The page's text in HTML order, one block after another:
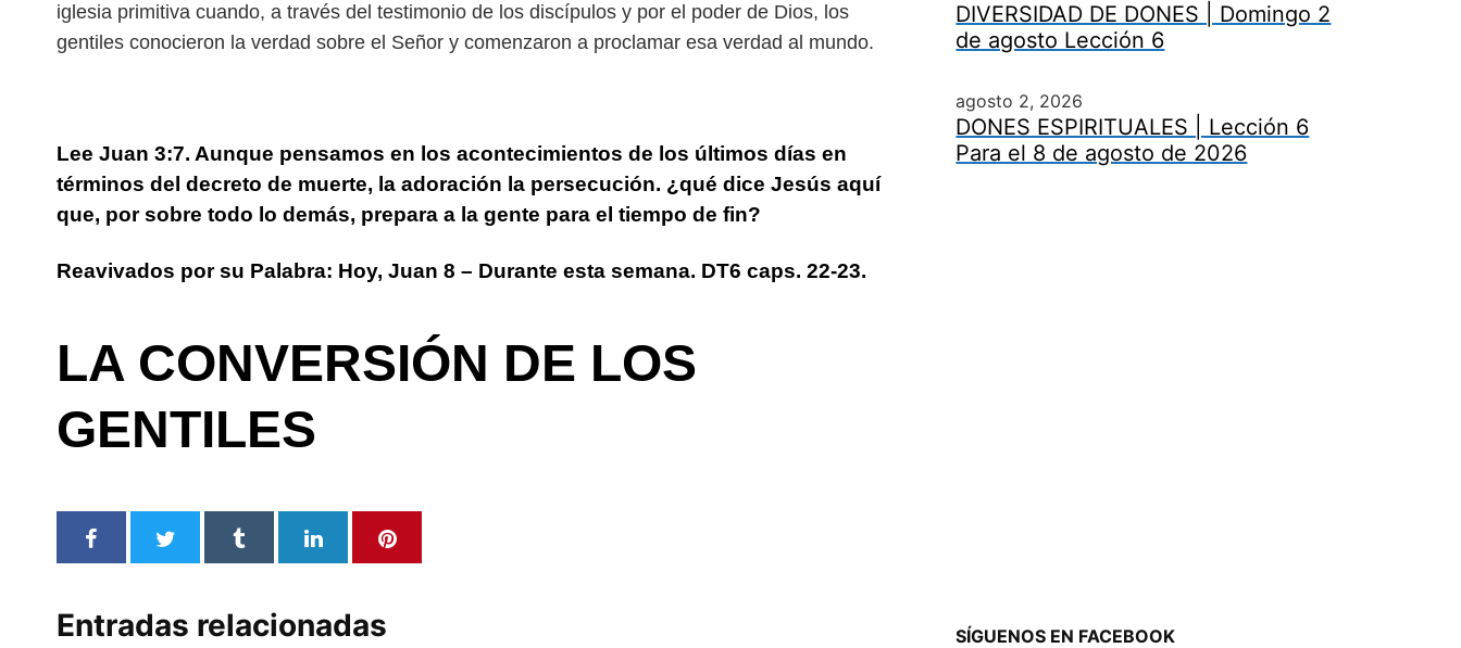
iglesia primitiva cuando, a través del testimonio de los discípulos y por el poder de Dios, los
gentiles conocieron la verdad sobre el Señor y comenzaron a proclamar esa verdad al mundo.
Lee Juan 3:7. Aunque pensamos en los acontecimientos de los últimos días en
términos del decreto de muerte, la adoración la persecución. ¿qué dice Jesús aquí
que, por sobre todo lo demás, prepara a la gente para el tiempo de fin?
Reavivados por su Palabra: Hoy, Juan 8 – Durante esta semana. DT6 caps. 22-23.
LA CONVERSIÓN DE LOS
GENTILES
Entradas relacionadas
DIVERSIDAD DE DONES | Domingo 2
de agosto Lección 6
agosto 2, 2026
DONES ESPIRITUALES | Lección 6
Para el 8 de agosto de 2026
SÍGUENOS EN FACEBOOK